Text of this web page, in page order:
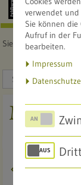
Sie sind hier:
verwendet und
Sie können
Aufruf in der
bearbeiten.
Impressum